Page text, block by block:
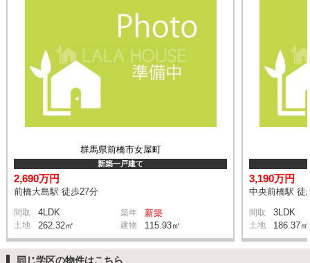
群馬県前橋市女屋町
新築一戸建て
2,690万円
前橋大島駅 徒歩27分
間取 4LDK 築年 新築
土地 262.32㎡ 建物 115.93㎡
3,190万円
中央前橋駅 徒
間取 3LDK
土地 186.37㎡
同じ学区の物件はこちら